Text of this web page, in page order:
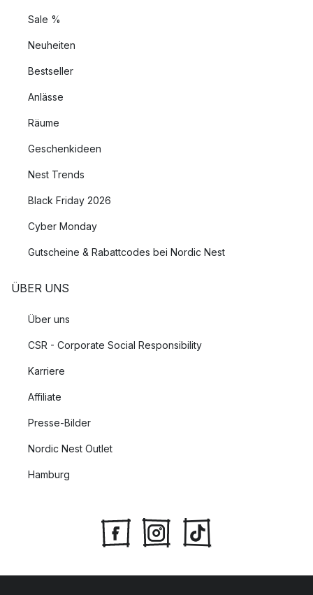
Sale %
Neuheiten
Bestseller
Anlässe
Räume
Geschenkideen
Nest Trends
Black Friday 2026
Cyber Monday
Gutscheine & Rabattcodes bei Nordic Nest
ÜBER UNS
Über uns
CSR - Corporate Social Responsibility
Karriere
Affiliate
Presse-Bilder
Nordic Nest Outlet
Hamburg